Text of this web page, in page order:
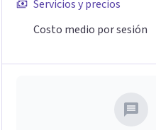
Servicios y precios
Costo medio por sesión